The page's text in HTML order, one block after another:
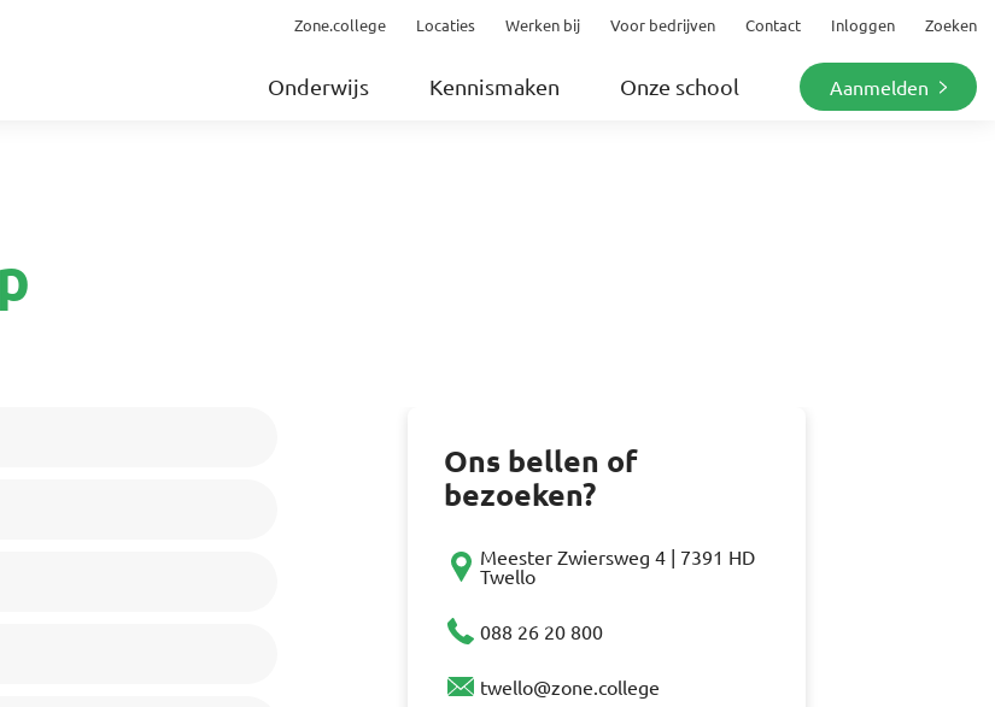
Zone.college Locaties Werken bij Voor bedrijven Contact Inloggen Zoeken
Onderwijs Kennismaken Onze school Aanmelden
Ons bellen of
bezoeken?
Meester Zwiersweg 4 | 7391 HD
Twello
088 26 20 800
twello@zone.college